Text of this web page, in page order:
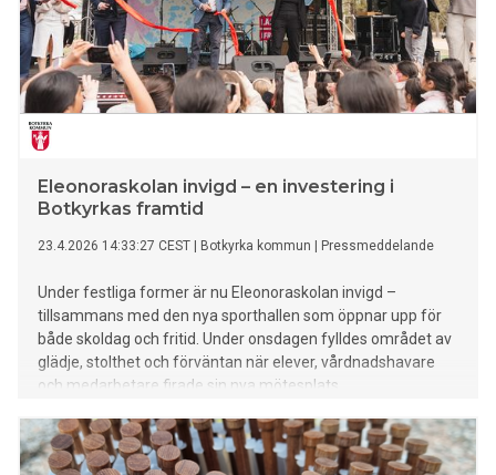
Eleonoraskolan invigd – en investering i
Botkyrkas framtid
23.4.2026 14:33:27 CEST Botkyrka kommun Pressmeddelande
Under festliga former är nu Eleonoraskolan invigd –
tillsammans med den nya sporthallen som öppnar upp för
både skoldag och fritid. Under onsdagen fylldes området av
glädje, stolthet och förväntan när elever, vårdnadshavare
och medarbetare firade sin nya mötesplats.